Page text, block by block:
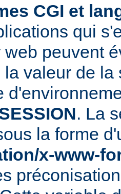
CGI et
qui
web peuvent
la valeur de la
. La
la forme
x-www-